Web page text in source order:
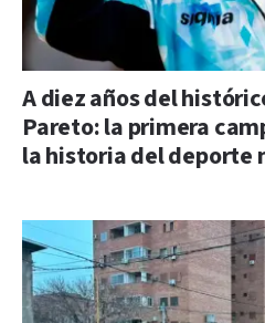
A diez años del
Pareto: la primera
la historia del deporte